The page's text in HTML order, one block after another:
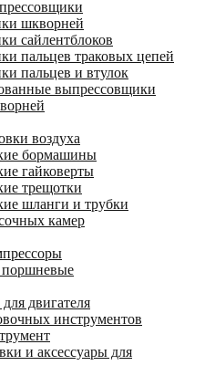
шкворней
сайлентблоков
пальцев траковых цепей
пальцев и втулок
выпрессовщики
воздуха
бормашины
гайковерты
трещотки
шланги и трубки
камер
двигателя
инструментов
и аксессуары для